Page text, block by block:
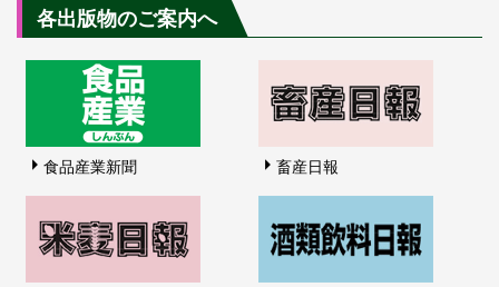
各出版物のご案内へ
食品産業新聞 畜産日報